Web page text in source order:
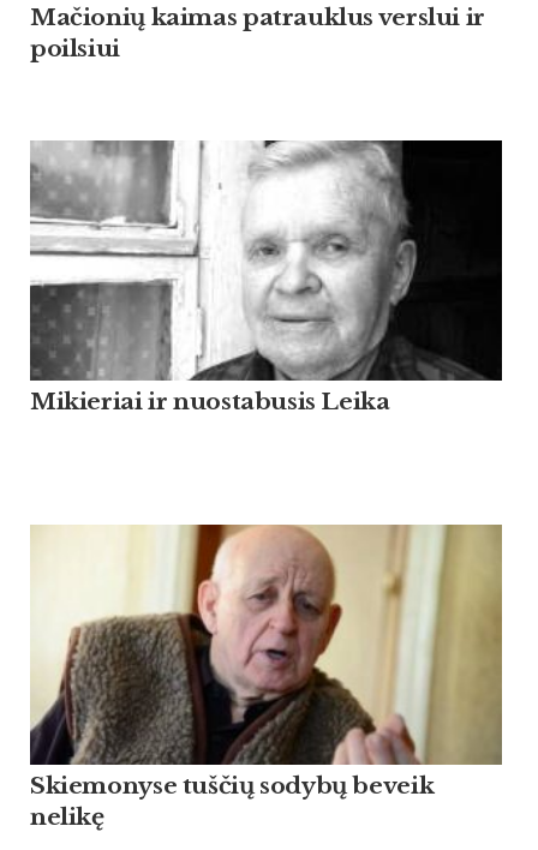
Mačionių kaimas patrauklus verslui ir
poilsiui
Mikieriai ir nuostabusis Leika
Skiemonyse tuščių sodybų beveik
nelikę